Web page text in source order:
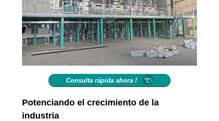
Consulta rápida ahora !
Potenciando el crecimiento de la
industria